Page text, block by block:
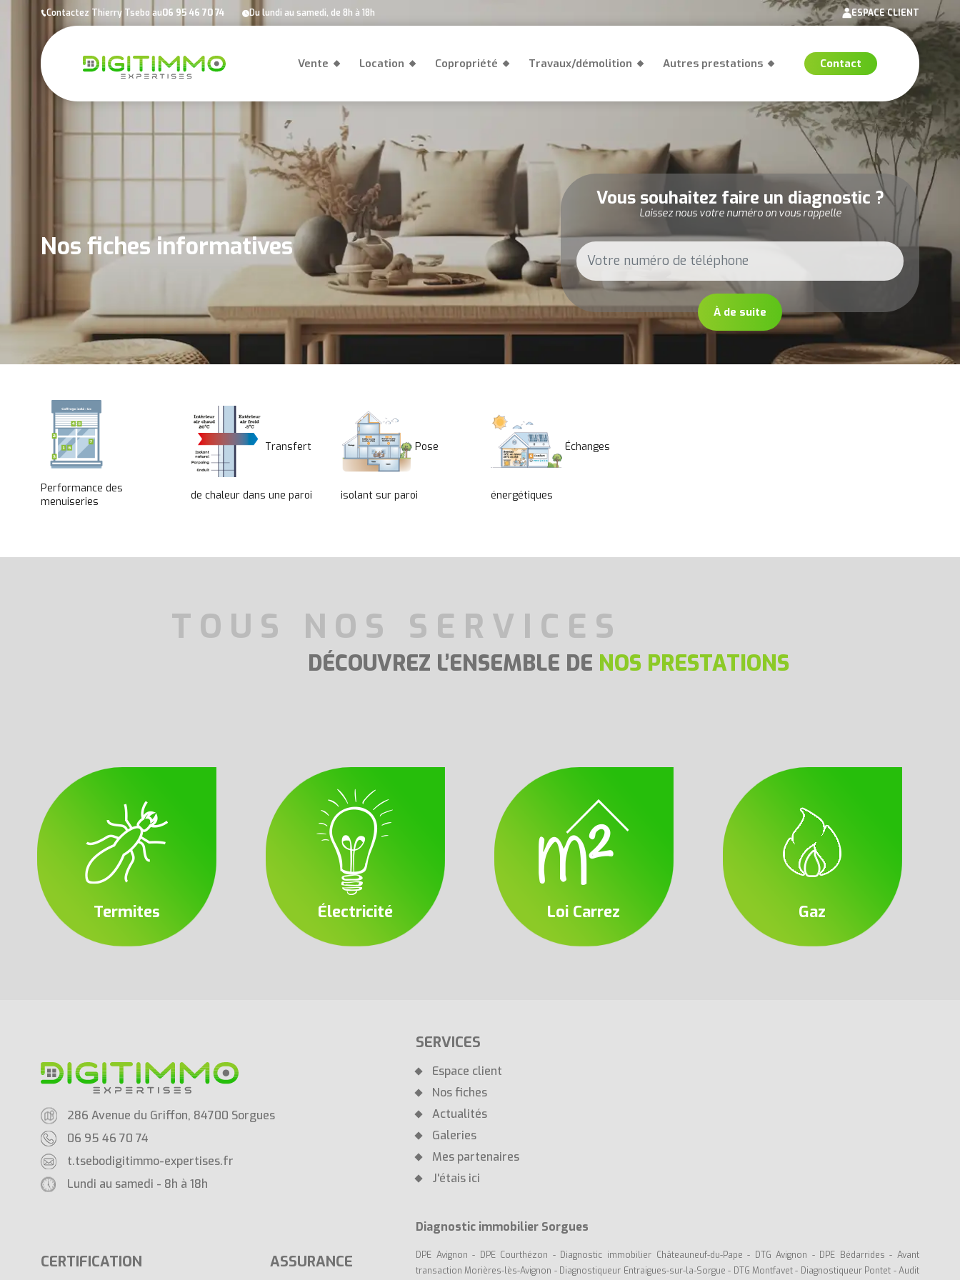
Contactez Thierry Tsebo au06 95 46 70 74 Du lundi au samedi, de 8h à 18h ESPACE CLIENT
Vente Location Copropriété Travaux/démolition Autres prestations Contact
Nos fiches informatives
Vous souhaitez faire un diagnostic ?
Laissez nous votre numéro on vous rappelle
À de suite
Performance des
menuiseries
Transfert
de chaleur dans une paroi
Pose
isolant sur paroi
Échanges
énergétiques
TOUS NOS SERVICES
DÉCOUVREZ L’ENSEMBLE DE NOS PRESTATIONS
Termites Électricité Loi Carrez Gaz
286 Avenue du Griffon, 84700 Sorgues
06 95 46 70 74
t.tsebodigitimmo-expertises.fr
Lundi au samedi - 8h à 18h
CERTIFICATION ASSURANCE
SERVICES
Espace client
Nos fiches
Actualités
Galeries
Mes partenaires
J'étais ici
Diagnostic immobilier Sorgues
DPE Avignon - DPE Courthézon - Diagnostic immobilier Châteauneuf-du-Pape - DTG Avignon - DPE Bédarrides- Avant
transaction Morières-lès-Avignon - Diagnostiqueur Entraigues-sur-la-Sorgue - DTG Montfavet- Diagnostiqueur Pontet -Audit
Panneau de gestion des cookies